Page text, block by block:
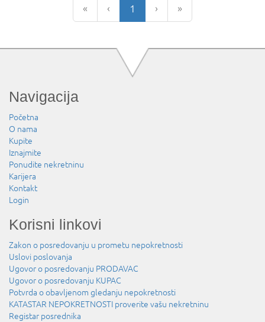
« ‹ 1 › »
Navigacija
Početna
O nama
Kupite
Iznajmite
Ponudite nekretninu
Karijera
Kontakt
Login
Korisni linkovi
Zakon o posredovanju u prometu nepokretnosti
Uslovi poslovanja
Ugovor o posredovanju PRODAVAC
Ugovor o posredovanju KUPAC
Potvrda o obavljenom gledanju nepokretnosti
KATASTAR NEPOKRETNOSTI proverite vašu nekretninu
Registar posrednika